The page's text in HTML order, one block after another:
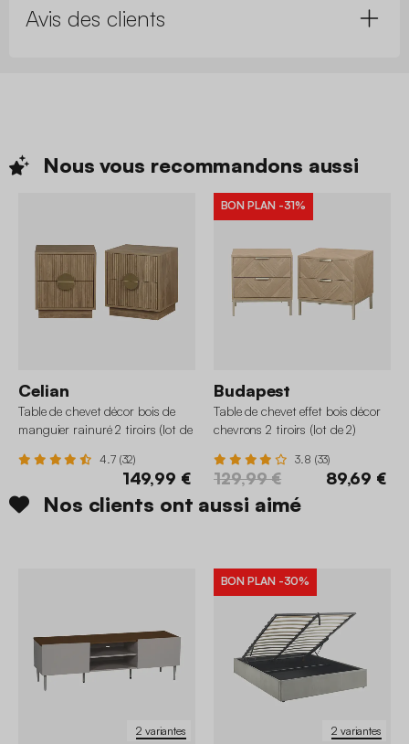
Avis des clients
Nous vous recommandons aussi
Celian
Table de chevet décor bois de
manguier rainuré 2 tiroirs (lot de
4.7 (32)
149,99 €
BON PLAN -31%
Budapest
Table de chevet effet bois décor
chevrons 2 tiroirs (lot de 2)
3.8 (33)
129,99 € 89,69 €
Nos clients ont aussi aimé
2 variantes 2 variantes
BON PLAN -30%